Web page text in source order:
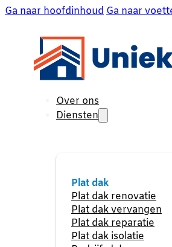
Ga naar hoofdinhoud Ga naar
Over ons
Diensten
Plat dak
Plat dak renovatie
Plat dak vervangen
Plat dak reparatie
Plat dak isolatie